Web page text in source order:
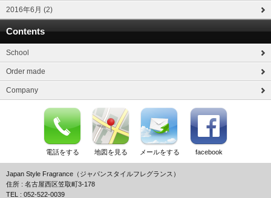
2016年6月 (2)
Contents
School
Order made
Company
電話をする 地図を見る メールをする facebook
Japan Style Fragrance（ジャパンスタイルフレグランス）
住所 : 名古屋西区笠取町3-178
TEL : 052-522-0039